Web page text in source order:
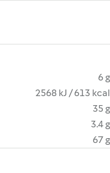
6 g
2568 kJ / 613 kcal
35 g
3.4 g
67 g